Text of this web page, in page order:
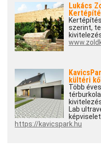
Lukács
szerint,
kültéri
Több
Lab
https://kavicspark.hu